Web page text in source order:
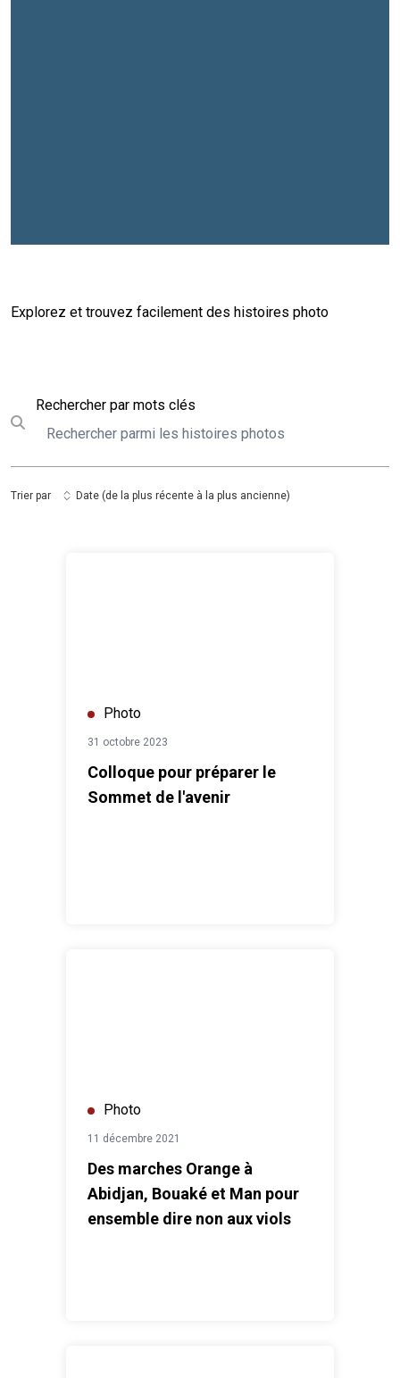
Explorez et trouvez facilement des histoires photo
Submit search
Rechercher par mots clés
Trier par Date (de la plus récente à la plus ancienne)
Photo
31 octobre 2023
Colloque pour préparer le
Sommet de l'avenir
Photo
11 décembre 2021
Des marches Orange à
Abidjan, Bouaké et Man pour
ensemble dire non aux viols